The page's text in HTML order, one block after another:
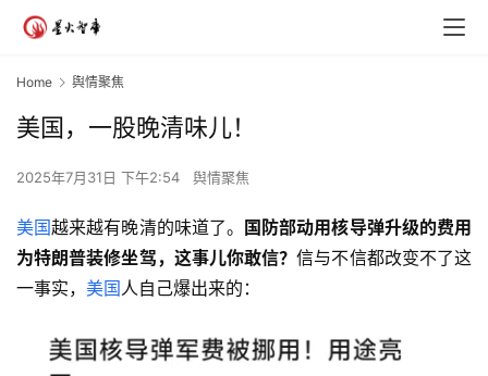
Home 舆情聚焦
美国，一股晚清味儿！
2025年7月31日 下午2:54 舆情聚焦
美国越来越有晚清的味道了。
国防部动用核导弹升级的费用
为特朗普装修坐驾，这事儿你敢信？信与不信都改变不了这
一事实， 美国人自己爆出来的：